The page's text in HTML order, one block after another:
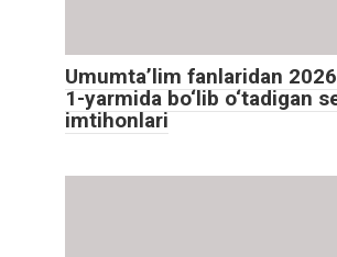
Umumta’lim fanlaridan
1-yarmida bo‘lib o‘tadigan
imtihonlari